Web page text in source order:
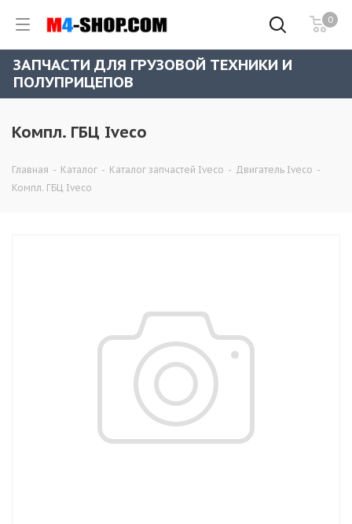
0
ЗАПЧАСТИ ДЛЯ ГРУЗОВОЙ ТЕХНИКИ И
ПОЛУПРИЦЕПОВ
Компл. ГБЦ Iveco
Главная - Каталог - Каталог запчастей Iveco - Двигатель Iveco -
Компл. ГБЦ Iveco